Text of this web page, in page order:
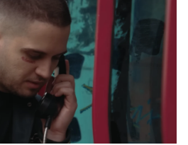
një lëvizje....